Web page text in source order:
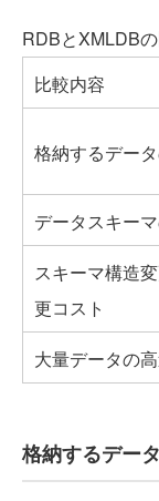
RDBとXMLDB
比較内容
格納するデー
データスキー
スキーマ構造
更コスト
大量データの
格納するデー